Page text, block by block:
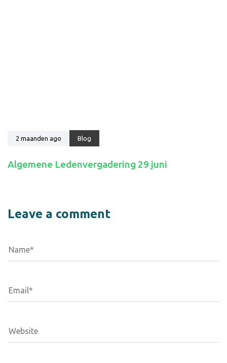
2 maanden ago Blog
Algemene Ledenvergadering 29 juni
Leave a comment